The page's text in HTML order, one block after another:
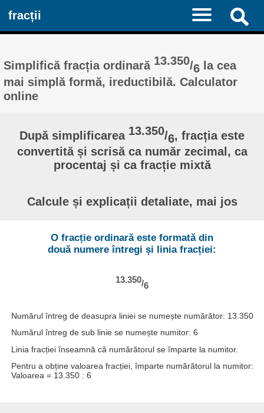
fracții
Simplifică fracția ordinară 13.350/6 la cea
mai simplă formă, ireductibilă. Calculator
online
După simplificarea 13.350/6, fracția este
convertită și scrisă ca număr zecimal, ca
procentaj și ca fracție mixtă
Calcule și explicații detaliate, mai jos
O fracție ordinară este formată din
două numere întregi și linia fracției:
13.350/6
Numărul întreg de deasupra liniei se numește numărător: 13.350
Numărul întreg de sub linie se numește numitor: 6
Linia fracției înseamnă că numărătorul se împarte la numitor.
Pentru a obține valoarea fracției, împarte numărătorul la numitor:
Valoarea = 13.350 : 6